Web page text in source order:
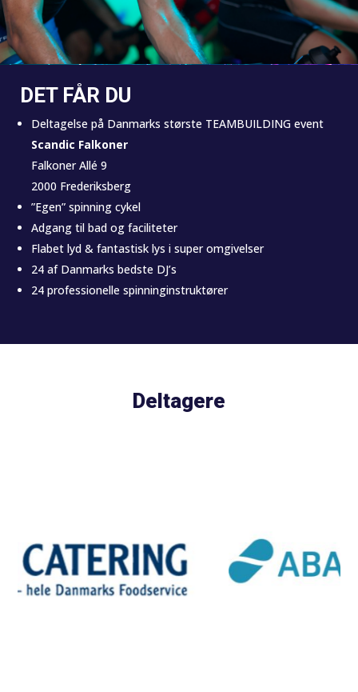
DET FÅR DU
Deltagelse på Danmarks største TEAMBUILDING event
Scandic Falkoner
Falkoner Allé 9
2000 Frederiksberg
”Egen” spinning cykel
Adgang til bad og faciliteter
Flabet lyd & fantastisk lys i super omgivelser
24 af Danmarks bedste DJ’s
24 professionelle spinninginstruktører
Deltagere